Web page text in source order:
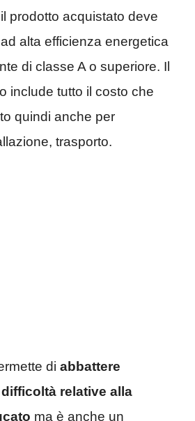
prodotto acquistato deve
alta efficienza energetica
di classe A o superiore. Il
include tutto il costo che
quindi anche per
trasporto.
di abbattere
relative alla
ma è anche un